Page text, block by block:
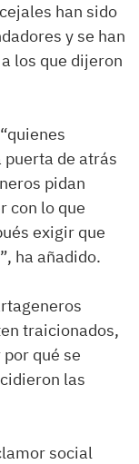
han sido
y se han
los que dijeron
de atrás
pidan
con lo que
exigir que
ha añadido.
traicionados,
qué se
las
social